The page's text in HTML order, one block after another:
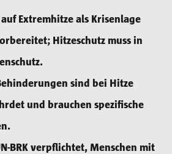
Extremhitze als Krisenlage
Hitzeschutz muss in
sind bei Hitze
und brauchen spezifische
BRK verpflichtet, Menschen mit